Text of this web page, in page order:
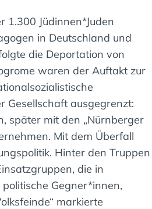
1.300 Jüdinnen*Juden
in Deutschland und
die Deportation von
waren der Auftakt zur
Gesellschaft ausgegrenzt:
später mit den „Nürnberger
Mit dem Überfall
Hinter den Truppen
die in
Gegner*innen,
markierte